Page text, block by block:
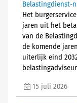
Belastingdienst-
Het
jaren uit het
van de
de komende
uiterlijk eind
15 juli 2026